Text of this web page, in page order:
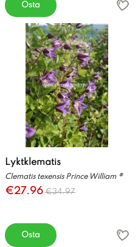
Osta
Lyktklematis
Clematis texensis Prince William ®
€27.96 €34.97
Osta